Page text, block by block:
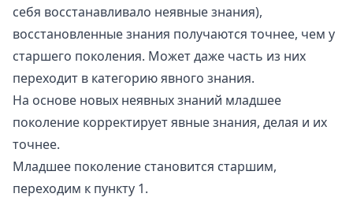
себя восстанавливало неявные знания),
восстановленные знания получаются точнее, чем у
старшего поколения. Может даже часть из них
переходит в категорию явного знания.
На основе новых неявных знаний младшее
поколение корректирует явные знания, делая и их
точнее.
Младшее поколение становится старшим,
переходим к пункту 1.